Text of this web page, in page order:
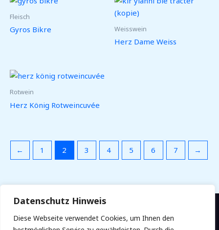
Datenschutz Hinweis
Diese Webseite verwendet Cookies, um Ihnen den
Fleisch
Gyros Bikre Weisswein
Herz Dame Weiss
Rotwein
Herz König Rotweincuvée
← 1 2 3 4 5 6 7 →
Coracas GmbH Großhandel -Saarbrücker Allee 7, 65201